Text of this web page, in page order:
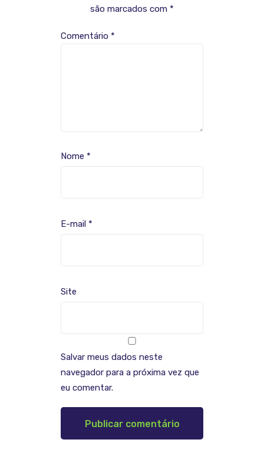
são marcados com *
Comentário *
Nome *
E-mail *
Site
Salvar meus dados neste
navegador para a próxima vez que
eu comentar.